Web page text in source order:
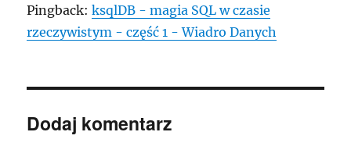
Pingback:ksqlDB - magia SQL w czasie
rzeczywistym - część 1 - Wiadro Danych
Dodaj komentarz